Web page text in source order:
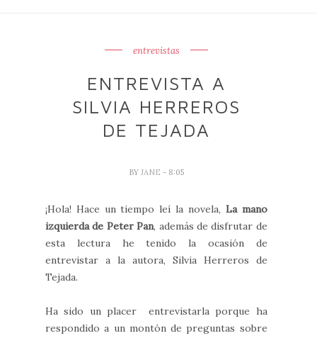
entrevistas
ENTREVISTA A
SILVIA HERREROS
DE TEJADA
BY JANE - 8:05
¡Hola! Hace un tiempo leí la novela, La mano
izquierda de Peter Pan, además de disfrutar de
esta lectura he tenido la ocasión de
entrevistar a la autora, Silvia Herreros de
Tejada.
Ha sido un placer entrevistarla porque ha
respondido a un montón de preguntas sobre